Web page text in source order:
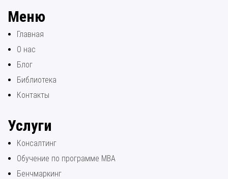
Меню
Главная
О нас
Блог
Библиотека
Контакты
Услуги
Консалтинг
Обучение по программе МВА
Бенчмаркинг